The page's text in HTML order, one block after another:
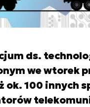
ds.
we wtorek
ok. 100 innych